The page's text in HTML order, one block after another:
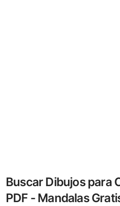
Buscar Dibujos para
PDF - Mandalas